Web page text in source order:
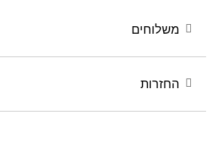
משלוחים
החזרות